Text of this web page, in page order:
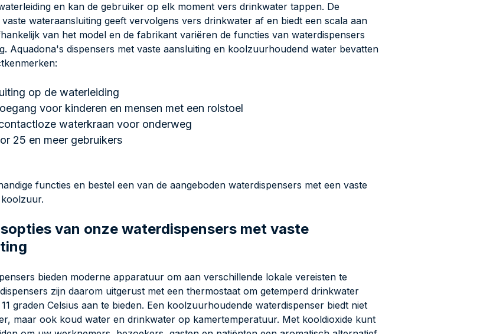
en kan de gebruiker op elk moment vers drinkwater tappen. De
wateraansluiting geeft vervolgens vers drinkwater af en biedt een scala aan
van het model en de fabrikant variëren de functies van waterdispensers
Aquadona's dispensers met vaste aansluiting en koolzuurhoudend water bevatten
op de waterleiding
voor kinderen en mensen met een rolstoel
waterkraan voor onderweg
25 en meer gebruikers
functies en bestel een van de aangeboden waterdispensers met een vaste
van onze waterdispensers met vaste
bieden moderne apparatuur om aan verschillende lokale vereisten te
zijn daarom uitgerust met een thermostaat om getemperd drinkwater
graden Celsius aan te bieden. Een koolzuurhoudende waterdispenser biedt niet
maar ook koud water en drinkwater op kamertemperatuur. Met kooldioxide kunt